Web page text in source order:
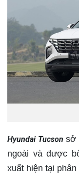
Hyundai Tucson sở
ngoài và được
xuất hiện tại